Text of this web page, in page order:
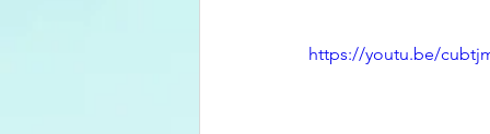
https://youtu.be/